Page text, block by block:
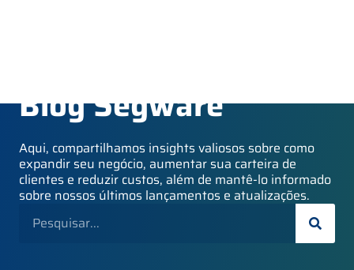
Blog Segware
Aqui, compartilhamos insights valiosos sobre como
expandir seu negócio, aumentar sua carteira de
clientes e reduzir custos, além de mantê-lo informado
sobre nossos últimos lançamentos e atualizações.